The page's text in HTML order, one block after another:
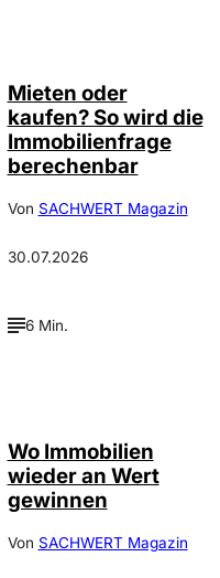
Mieten oder
kaufen? So wird die
Immobilienfrage
berechenbar
Von SACHWERT Magazin
30.07.2026
6 Min.
Wo Immobilien
wieder an Wert
gewinnen
Von SACHWERT Magazin